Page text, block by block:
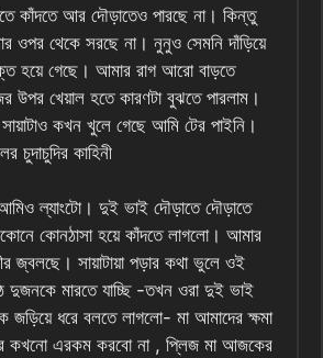
কাঁদতে আর দৌড়াতেও পারছে না। কিন্তু
ওপর থেকে সরছে না। নুনুও সেমনি দাঁড়িয়ে
হয়ে গেছে। আমার রাগ আরো বাড়তে
উপর খেয়াল হতে কারণটা বুঝতে পারলাম।
কখন খুলে গেছে আমি টের পাইনি।
কাহিনী
ল্যাংটো। দুই ভাই দৌড়াতে দৌড়াতে
কোনঠাসা হয়ে কাঁদতে লাগলো। আমার
জ্বলছে। সায়াটায়া পড়ার কথা ভুলে ওই
দুজনকে মারতে যাচ্ছি -তখন ওরা দুই ভাই
জড়িয়ে ধরে বলতে লাগলো- মা আমাদের ক্ষমা
কখনো এরকম করবো না , প্লিজ মা আজকের